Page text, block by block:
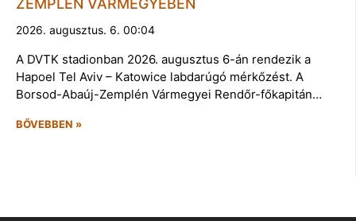
ZEMPLÉN VÁRMEGYÉBEN
2026. augusztus. 6. 00:04
A DVTK stadionban 2026. augusztus 6-án rendezik a
Hapoel Tel Aviv – Katowice labdarúgó mérkőzést. A
Borsod-Abaúj-Zemplén Vármegyei Rendőr-főkapitán…
BŐVEBBEN »